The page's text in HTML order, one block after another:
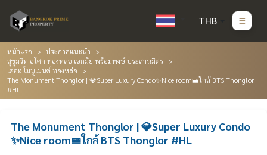
THB
หน้าแรก
ประกาศแนะนำ
สุขุมวิท อโศก ทองหล่อ เอกมัย พร้อมพงษ์ ประสานมิตร
เดอะ โมนูเมนต์ ทองหล่อ
The Monument Thonglor | 💎Super Luxury Condo✨Nice room🚝ใกล้ BTS Thonglor
#HL
The Monument Thonglor | 💎Super Luxury Condo
✨Nice room🚝ใกล้ BTS Thonglor #HL